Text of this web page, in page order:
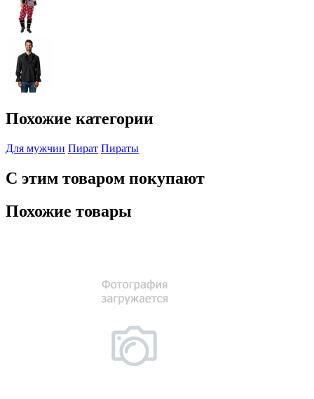
Похожие категории
Для мужчин Пират Пираты
С этим товаром покупают
Похожие товары